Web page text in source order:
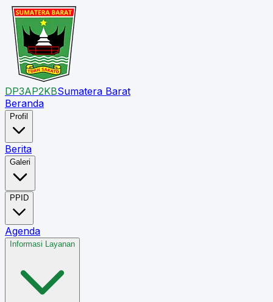
DP3AP2KBSumatera Barat
Beranda
Profil
Berita
Galeri
PPID
Agenda
Informasi Layanan